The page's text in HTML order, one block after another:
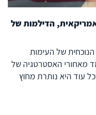
הדילמות של
של העימות
מאחורי האסטרטגיה של
עוד היא נותרת מחוץ